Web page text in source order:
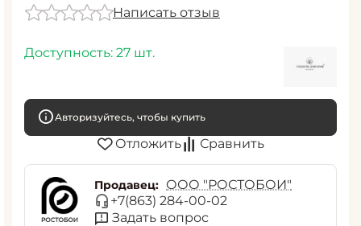
Написать отзыв
Доступность: 27 шт.
Авторизуйтесь, чтобы купить
Отложить Сравнить
Продавец: ООО "РОСТОБОИ"
+7(863) 284-00-02
Задать вопрос